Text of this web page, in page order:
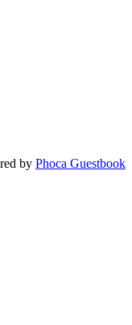
by Phoca Guestbook